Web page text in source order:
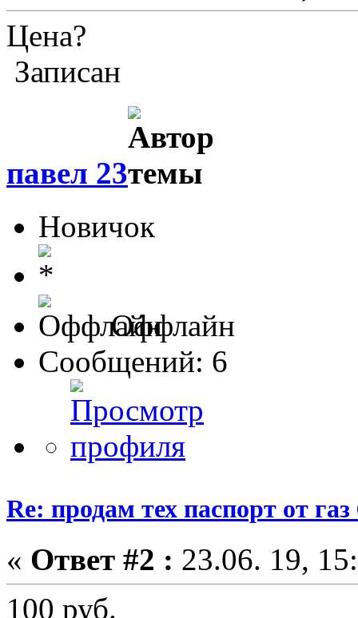
Цена?
Записан
павел 23
Новичок
Оффлайн
Сообщений: 6
Re: продам тех паспорт от
« Ответ #2 : 23.06. 19,
100 руб.